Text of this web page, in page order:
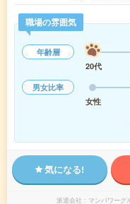
職場の雰囲気
年齢層
20代
男女比率
女性
気になる!
派遣会社 マンパワーグ